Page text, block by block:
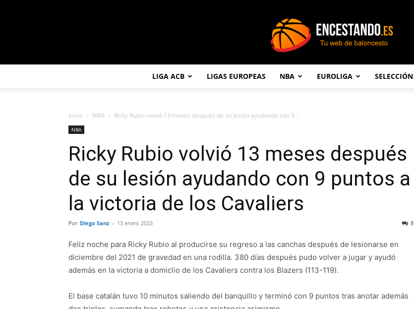
LIGA ACB LIGAS EUROPEAS NBA EUROLIGA SELECCIÓN
Inicio NBA Ricky Rubio volvió 13 meses después de su lesión ayudando con 9...
NBA
Ricky Rubio volvió 13 meses después
de su lesión ayudando con 9 puntos a
la victoria de los Cavaliers
Por Diego Sanz - 13 enero 2023 8
Feliz noche para Ricky Rubio al producirse su regreso a las canchas después de lesionarse en
diciembre del 2021 de gravedad en una rodilla. 380 días después pudo volver a jugar y ayudó
además en la victoria a domiclio de los Cavaliers contra los Blazers (113-119).
El base catalán tuvo 10 minutos saliendo del banquillo y terminó con 9 puntos tras anotar además